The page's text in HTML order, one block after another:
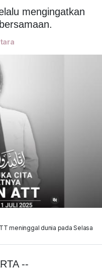
mengingatkan
meninggal dunia pada Selasa
--